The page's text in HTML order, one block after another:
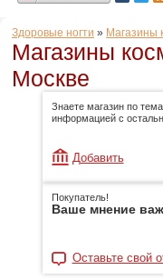
Здоровые ногти » Магазины
Магазины
Москве
Знаете магазин по
информацией с
Добавить
Покупатель!
Ваше мнение
Оставьте свой